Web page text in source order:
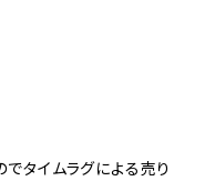
タイムラグによる売り